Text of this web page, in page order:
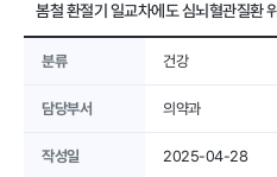
봄철 환절기 일교차에도 심뇌혈관질환
분류 건강
담당부서 의약과
작성일 2025-04-28